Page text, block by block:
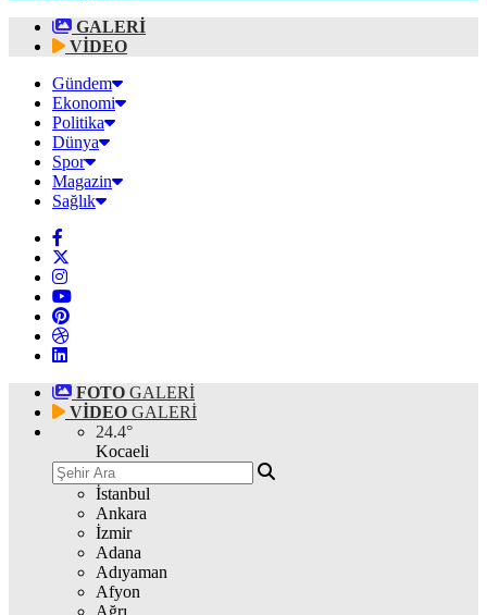
GALERİ
VİDEO
Gündem
Ekonomi
Politika
Dünya
Spor
Magazin
Sağlık
FOTO GALERİ
VİDEO GALERİ
24.4°
Kocaeli
İstanbul
Ankara
İzmir
Adana
Adıyaman
Afyon
Ağrı